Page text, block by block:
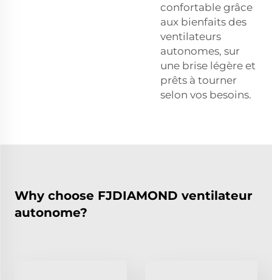
confortable grâce
aux bienfaits des
ventilateurs
autonomes, sur
une brise légère et
prêts à tourner
selon vos besoins.
Why choose FJDIAMOND ventilateur
autonome?